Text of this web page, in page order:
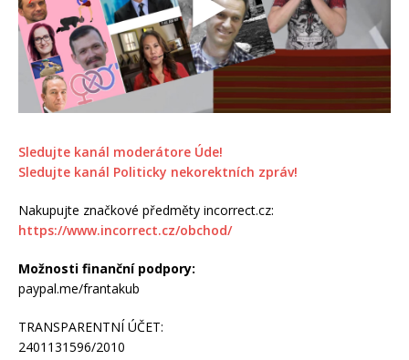
Sledujte kanál moderátore Úde!
Sledujte kanál Politicky nekorektních zpráv!
Nakupujte značkové předměty incorrect.cz:
https://www.incorrect.cz/obchod/
Možnosti finanční podpory:
paypal.me/frantakub
TRANSPARENTNÍ ÚČET:
2401131596/2010